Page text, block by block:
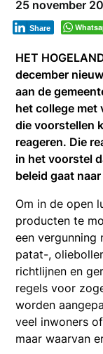
25 november
Share
HET
december
aan de
het college met
dievoorstellen
reageren. Die
in het voorstel
beleid gaat
Om in de open
producten te
een
patat-,
richtlijnen en
regels voor
worden
veel inwoners
maar waarvan